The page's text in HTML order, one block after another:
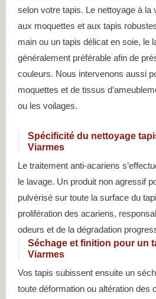
selon votre tapis. Le nettoyage à la
aux moquettes et aux tapis
main ou un tapis délicat en soie, le
généralement préférable afin de
couleurs. Nous intervenons aussi
moquettes et de tissus
ou les voilages.
Spécificité du nettoyage
Viarmes
Le traitement anti-acariens
le lavage. Un produit non agressif
pulvérisé sur toute la surface du
prolifération des acariens,
odeurs et de la dégradation
Séchage et finition pour un
Viarmes
Vos tapis subissent ensuite un
toute déformation ou altération des